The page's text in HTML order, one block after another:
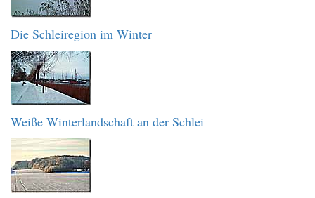
Die Schleiregion im Winter
Weiße Winterlandschaft an der Schlei